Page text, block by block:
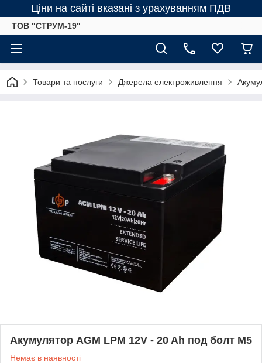
Ціни на сайті вказані з урахуванням ПДВ
ТОВ "СТРУМ-19"
Товари та послуги Джерела електроживлення
Акумулятор AGM LPM 12V - 20 Ah под болт М5
Немає в наявності